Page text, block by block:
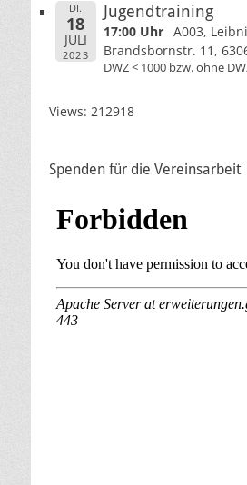
DI.
18
JULI
2023
Jugendtraining
17:00 Uhr A003,
Brandsbornstr. 11,
DWZ < 1000 bzw. ohne
Views: 212918
Spenden für die Vereinsarbeit